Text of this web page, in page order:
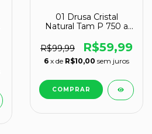
01 Drusa Cristal
Natural Tam P 750 a
R$99,99
R$59,99
6 x de R$10,00 sem juros